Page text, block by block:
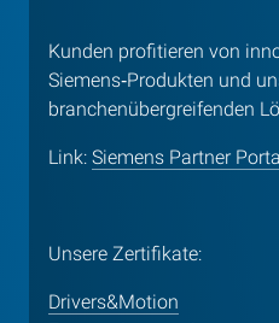
Kunden profitieren von
Siemens‑Produkten und
branchenübergreifenden
Link: Siemens Partner Portal
Unsere Zertifikate:
Drivers&Motion